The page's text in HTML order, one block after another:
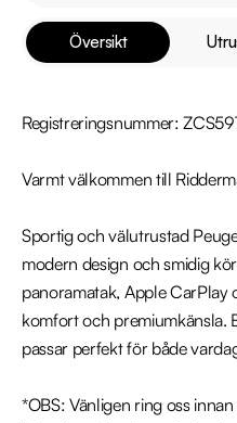
Översikt
Registreringsnummer:
Varmt välkommen till
Sportig och välutrustad
modern design och smidig
panoramatak, Apple CarPlay
komfort och premiumkänsla.
passar perfekt för både
*OBS: Vänligen ring oss